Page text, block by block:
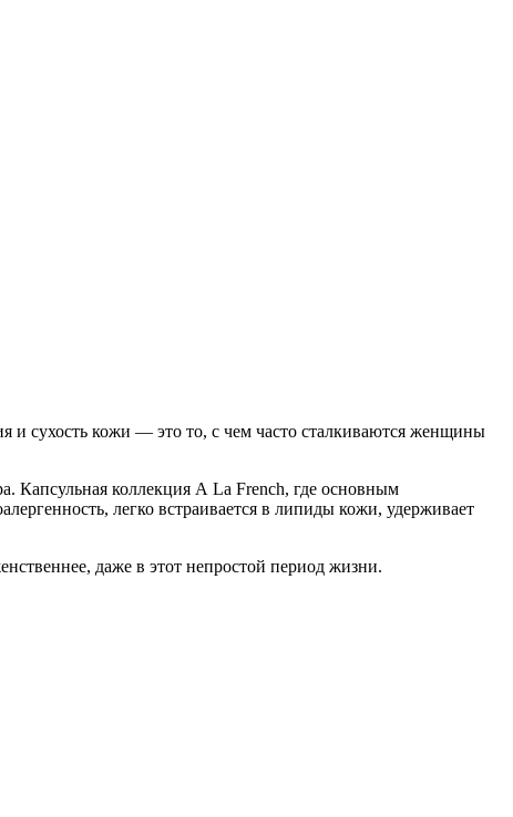
и сухость кожи — это то, с чем часто сталкиваются женщины
Капсульная коллекция A La French, где основным
легко встраивается в липиды кожи, удерживает
даже в этот непростой период жизни.